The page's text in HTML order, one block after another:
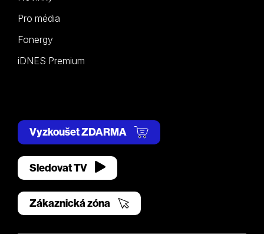
Pro média
Fonergy
iDNES Premium
Vyzkoušet ZDARMA
Sledovat TV
Zákaznická zóna